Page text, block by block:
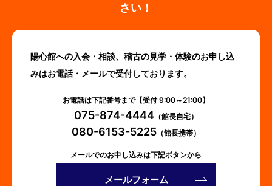
さい！
陽心館への入会・相談、稽古の見学・体験のお申し込
みはお電話・メールで受付しております。
お電話は下記番号まで【受付 9:00～21:00】
075-874-4444 （館長自宅）
080-6153-5225 （館長携帯）
メールでのお申し込みは下記ボタンから
メールフォーム